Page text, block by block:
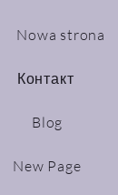
Nowa strona
Контакт
Blog
New Page